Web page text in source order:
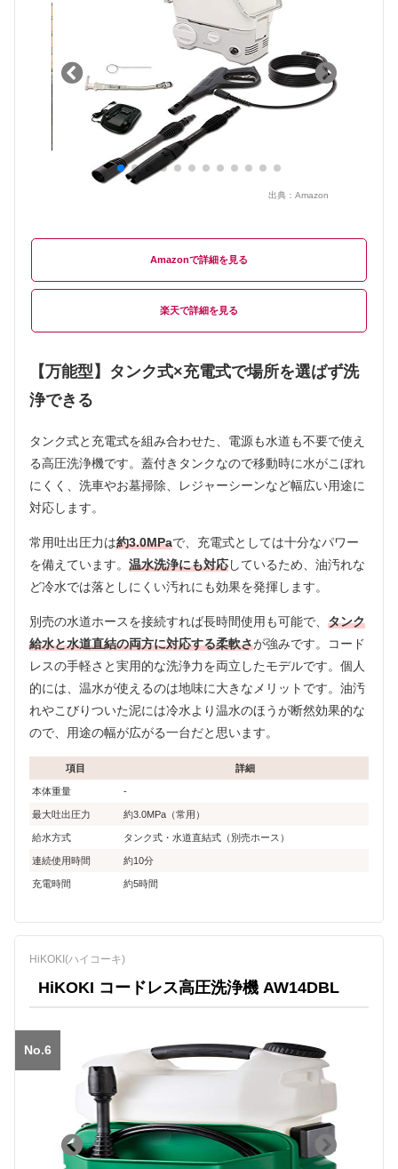
出典： Amazon
Amazon
楽天
【万能型】タンク式×充電式で場所を選ばず洗
浄できる
タンク式と充電式を組み合わせた、電源も水道も不要で使え
る高圧洗浄機です。蓋付きタンクなので移動時に水がこぼれ
にくく、洗車やお墓掃除、レジャーシーンなど幅広い用途に
対応します。
常用吐出圧力は約3.0MPaで、充電式としては十分なパワー
を備えています。 温水洗浄にも対応しているため、油汚れな
ど冷水では落としにくい汚れにも効果を発揮します。
別売の水道ホースを接続すれば長時間使用も可能で、 タンク
給水と水道直結の両方に対応する柔軟さが強みです。コード
レスの手軽さと実用的な洗浄力を両立したモデルです。個人
的には、温水が使えるのは地味に大きなメリットです。油汚
れやこびりついた泥には冷水より温水のほうが断然効果的な
ので、用途の幅が広がる一台だと思います。
項目 詳細
本体重量 -
最大吐出圧力 約3.0MPa（常用）
給水方式 タンク式・水道直結式（別売ホース）
連続使用時間 約10分
充電時間 約5時間
HiKOKI(ハイコーキ)
HiKOKI コードレス高圧洗浄機 AW14DBL
No.6